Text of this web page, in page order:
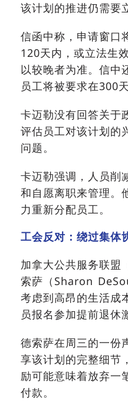
该计划的推进仍需要
信函中称，申请窗口
120天内，或立法生
以较晚者为准。信中
员工将被要求在300
卡迈勒没有回答关于
评估员工对该计划的
问题。
卡迈勒强调，人员削
和自愿离职来管理。
力重新分配员工。
工会反对：绕过集体
加拿大公共服务联盟
索萨（Sharon
考虑到高昂的生活成
员报名参加提前退休
德索萨在周三的一份
享该计划的完整细节
励可能意味着放弃一
付款。